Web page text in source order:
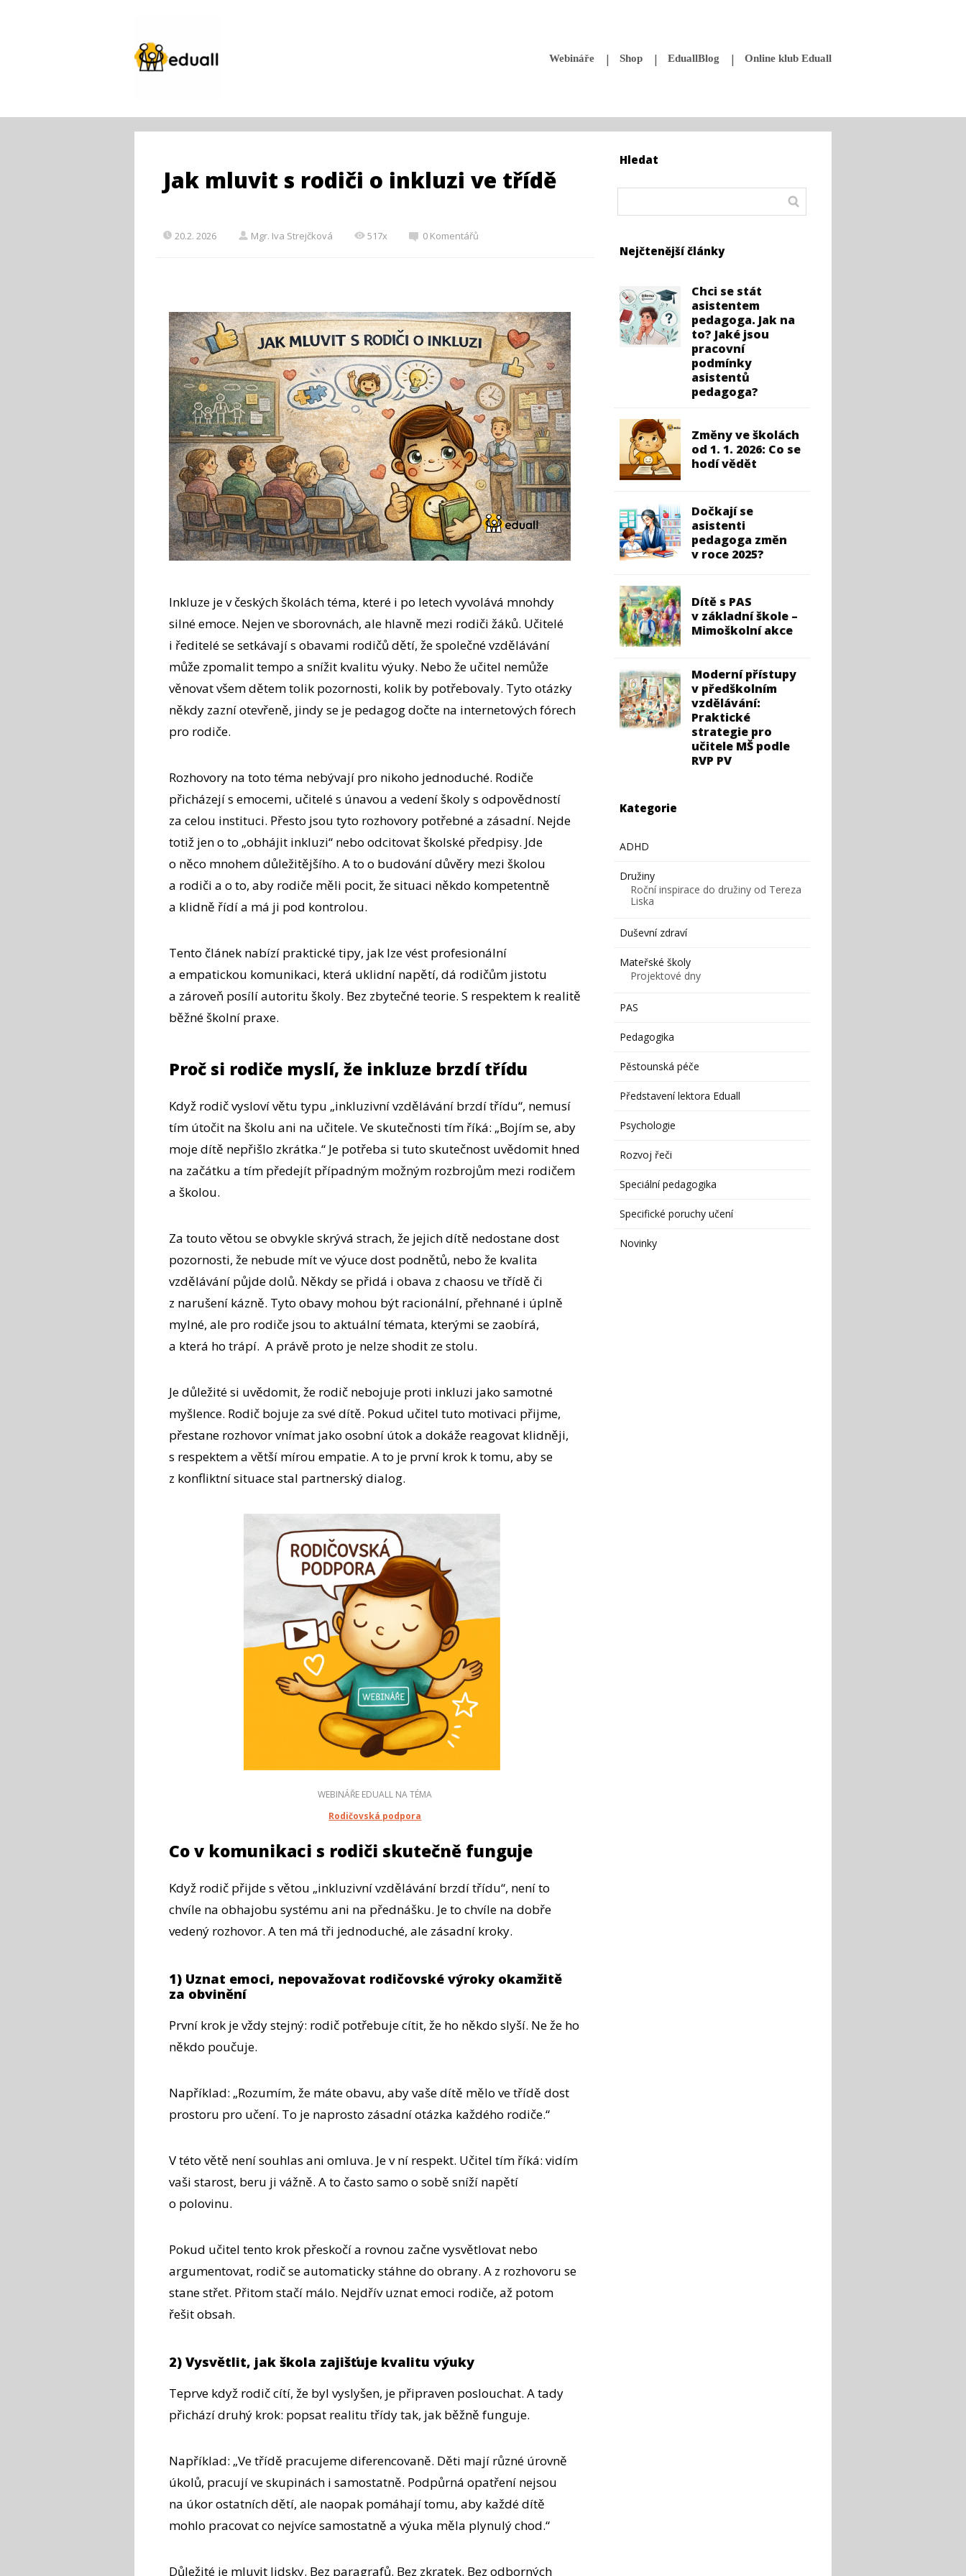
Webináře Shop EduallBlog Online klub Eduall
Jak mluvit s rodiči o inkluzi ve třídě
20.2. 2026 Mgr. Iva Strejčková 517x 0 Komentářů
Inkluze je v českých školách téma, které i po letech vyvolává mnohdy
silné emoce. Nejen ve sborovnách, ale hlavně mezi rodiči žáků. Učitelé
i ředitelé se setkávají s obavami rodičů dětí, že společné vzdělávání
může zpomalit tempo a snížit kvalitu výuky. Nebo že učitel nemůže
věnovat všem dětem tolik pozornosti, kolik by potřebovaly. Tyto otázky
někdy zazní otevřeně, jindy se je pedagog dočte na internetových fórech
pro rodiče.
Rozhovory na toto téma nebývají pro nikoho jednoduché. Rodiče
přicházejí s emocemi, učitelé s únavou a vedení školy s odpovědností
za celou instituci. Přesto jsou tyto rozhovory potřebné a zásadní. Nejde
totiž jen o to „obhájit inkluzi“ nebo odcitovat školské předpisy. Jde
o něco mnohem důležitějšího. A to o budování důvěry mezi školou
a rodiči a o to, aby rodiče měli pocit, že situaci někdo kompetentně
a klidně řídí a má ji pod kontrolou.
Tento článek nabízí praktické tipy, jak lze vést profesionální
a empatickou komunikaci, která uklidní napětí, dá rodičům jistotu
a zároveň posílí autoritu školy. Bez zbytečné teorie. S respektem k realitě
běžné školní praxe.
Proč si rodiče myslí, že inkluze brzdí třídu
Když rodič vysloví větu typu „inkluzivní vzdělávání brzdí třídu“, nemusí
tím útočit na školu ani na učitele. Ve skutečnosti tím říká: „Bojím se, aby
moje dítě nepřišlo zkrátka.“ Je potřeba si tuto skutečnost uvědomit hned
na začátku a tím předejít případným možným rozbrojům mezi rodičem
a školou.
Za touto větou se obvykle skrývá strach, že jejich dítě nedostane dost
pozornosti, že nebude mít ve výuce dost podnětů, nebo že kvalita
vzdělávání půjde dolů. Někdy se přidá i obava z chaosu ve třídě či
z narušení kázně. Tyto obavy mohou být racionální, přehnané i úplně
mylné, ale pro rodiče jsou to aktuální témata, kterými se zaobírá,
a která ho trápí. A právě proto je nelze shodit ze stolu.
Je důležité si uvědomit, že rodič nebojuje proti inkluzi jako samotné
myšlence. Rodič bojuje za své dítě. Pokud učitel tuto motivaci přijme,
přestane rozhovor vnímat jako osobní útok a dokáže reagovat klidněji,
s respektem a větší mírou empatie. A to je první krok k tomu, aby se
z konfliktní situace stal partnerský dialog.
WEBINÁŘE EDUALL NA TÉMA
Rodičovská podpora
Co v komunikaci s rodiči skutečně funguje
Když rodič přijde s větou „inkluzivní vzdělávání brzdí třídu“, není to
chvíle na obhajobu systému ani na přednášku. Je to chvíle na dobře
vedený rozhovor. A ten má tři jednoduché, ale zásadní kroky.
1) Uznat emoci, nepovažovat rodičovské výroky okamžitě
za obvinění
První krok je vždy stejný: rodič potřebuje cítit, že ho někdo slyší. Ne že ho
někdo poučuje.
Například: „Rozumím, že máte obavu, aby vaše dítě mělo ve třídě dost
prostoru pro učení. To je naprosto zásadní otázka každého rodiče.“
V této větě není souhlas ani omluva. Je v ní respekt. Učitel tím říká: vidím
vaši starost, beru ji vážně. A to často samo o sobě sníží napětí
o polovinu.
Pokud učitel tento krok přeskočí a rovnou začne vysvětlovat nebo
argumentovat, rodič se automaticky stáhne do obrany. A z rozhovoru se
stane střet. Přitom stačí málo. Nejdřív uznat emoci rodiče, až potom
řešit obsah.
2) Vysvětlit, jak škola zajišťuje kvalitu výuky
Teprve když rodič cítí, že byl vyslyšen, je připraven poslouchat. A tady
přichází druhý krok: popsat realitu třídy tak, jak běžně funguje.
Například: „Ve třídě pracujeme diferencovaně. Děti mají různé úrovně
úkolů, pracují ve skupinách i samostatně. Podpůrná opatření nejsou
na úkor ostatních dětí, ale naopak pomáhají tomu, aby každé dítě
mohlo pracovat co nejvíce samostatně a výuka měla plynulý chod.“
Důležité je mluvit lidsky. Bez paragrafů. Bez zkratek. Bez odborných
Hledat
Nejčtenější články
Chci se stát
asistentem
pedagoga. Jak na
to? Jaké jsou
pracovní
podmínky
asistentů
pedagoga?
Změny ve školách
od 1. 1. 2026: Co se
hodí vědět
Dočkají se
asistenti
pedagoga změn
v roce 2025?
Dítě s PAS
v základní škole –
Mimoškolní akce
Moderní přístupy
v předškolním
vzdělávání:
Praktické
strategie pro
učitele MŠ podle
RVP PV
Kategorie
ADHD
Družiny
Roční inspirace do družiny od Tereza
Liska
Duševní zdraví
Mateřské školy
Projektové dny
PAS
Pedagogika
Pěstounská péče
Představení lektora Eduall
Psychologie
Rozvoj řeči
Speciální pedagogika
Specifické poruchy učení
Novinky